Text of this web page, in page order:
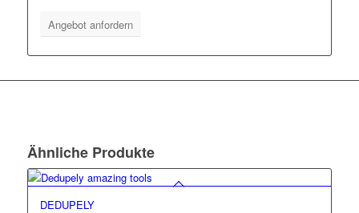
Angebot anfordern
Ähnliche Produkte
DEDUPELY